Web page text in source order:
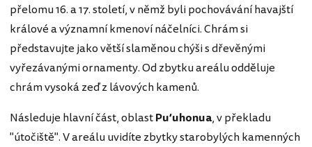
přelomu 16. a 17. století, v němž byli pochovávání havajští
králové a významní kmenoví náčelníci. Chrám si
představujte jako větší slaměnou chýši s dřevěnými
vyřezávanými ornamenty. Od zbytku areálu odděluje
chrám vysoká zeď z lávových kamenů.
Následuje hlavní část, oblastPu’uhonua, v překladu
"útočiště". V areálu uvidíte zbytky starobylých kamenných